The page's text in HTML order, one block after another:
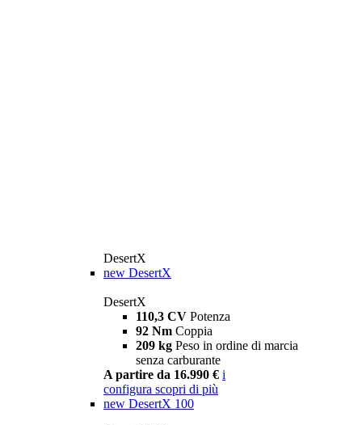
DesertX
new DesertX
DesertX
110,3 CV Potenza
92 Nm Coppia
209 kg Peso in ordine di marcia
senza carburante
A partire da 16.990 € i
configura scopri di più
new DesertX 100